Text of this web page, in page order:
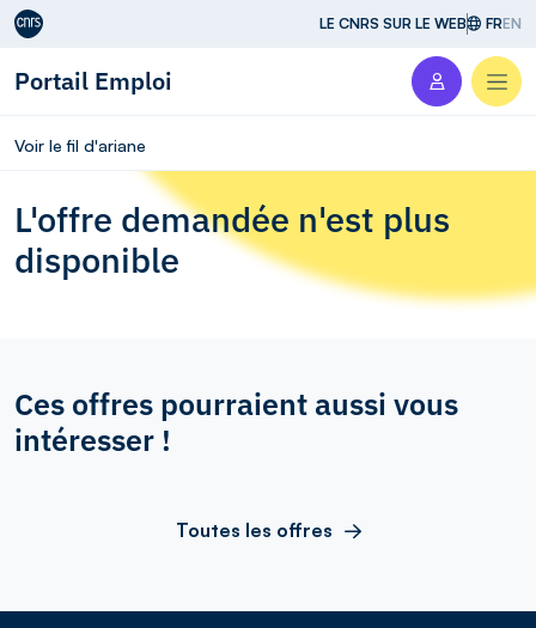
Aller au contenu LE CNRS SUR LE WEB FREN
Portail Emploi
Voir le fil d'ariane
L'offre demandée n'est plus
disponible
Ces offres pourraient aussi vous
intéresser !
Toutes les offres